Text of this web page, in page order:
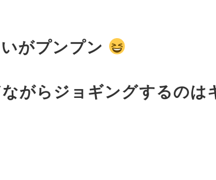
がプンプン
がらジョギングするのは